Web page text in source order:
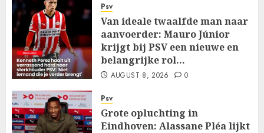
Psv
Van ideale twaalfde man naar
aanvoerder: Mauro Júnior
krijgt bij PSV een nieuwe en
belangrijke rol…
AUGUST 8, 2026 0
Psv
Grote opluchting in
Eindhoven: Alassane Pléa lijkt